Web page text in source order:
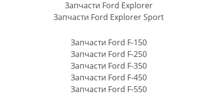
Запчасти Ford Explorer
Запчасти Ford Explorer Sport
Запчасти Ford F-150
Запчасти Ford F-250
Запчасти Ford F-350
Запчасти Ford F-450
Запчасти Ford F-550